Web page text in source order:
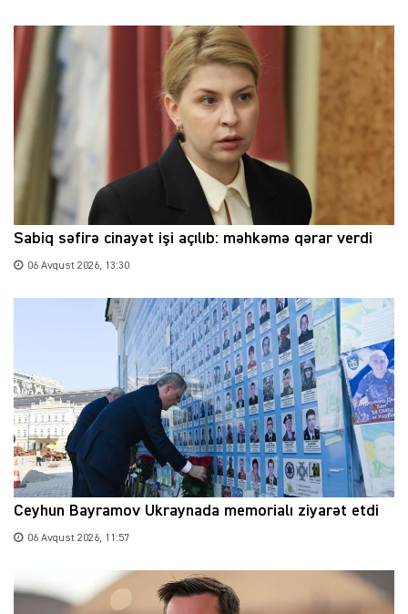
Sabiq səfirə cinayət işi açılıb: məhkəmə qərar verdi
06 Avqust 2026, 13:30
Ceyhun Bayramov Ukraynada memorialı ziyarət etdi
06 Avqust 2026, 11:57